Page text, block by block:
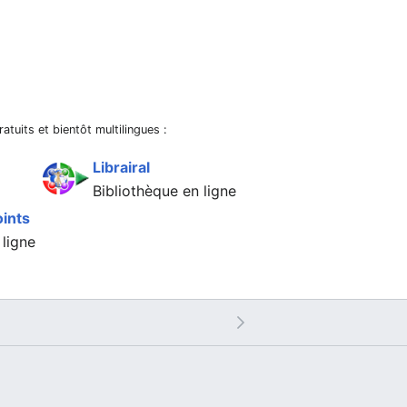
et bientôt multilingues :
Librairal
Bibliothèque en ligne
ligne